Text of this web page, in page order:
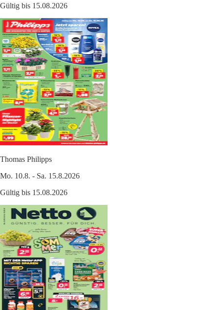
Gültig bis 15.08.2026
Thomas Philipps
Mo. 10.8. - Sa. 15.8.2026
Gültig bis 15.08.2026